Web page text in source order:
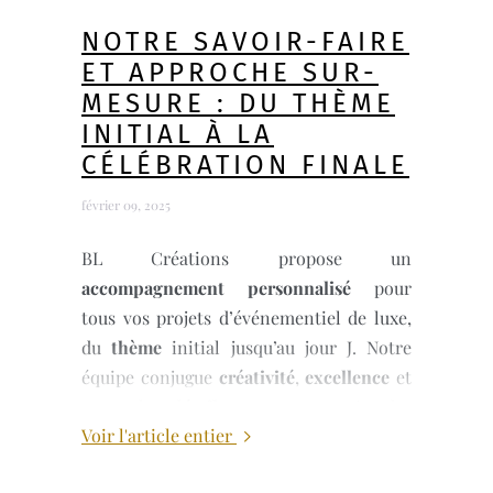
NOTRE SAVOIR-FAIRE
ET APPROCHE SUR-
MESURE : DU THÈME
INITIAL À LA
CÉLÉBRATION FINALE
février 09, 2025
BL Créations propose un
accompagnement personnalisé pour
tous vos projets d’événementiel de luxe,
duthème initial jusqu’au jour J. Notre
équipe conjugue créativité, excellence et
cadeaux invités hyper personnalisés
Voir l'article entier